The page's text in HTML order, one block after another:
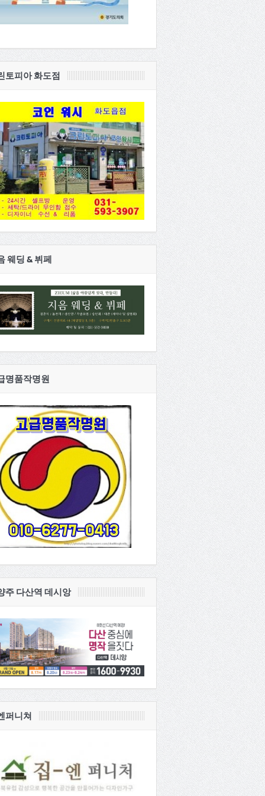
토피아 화도점
웨딩 & 뷔페
명품작명원
주 다산역 데시앙
퍼니쳐